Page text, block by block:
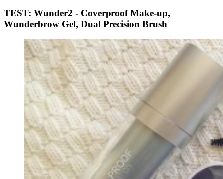
TEST: Wunder2 - Coverproof Make-up,
Wunderbrow Gel, Dual Precision Brush